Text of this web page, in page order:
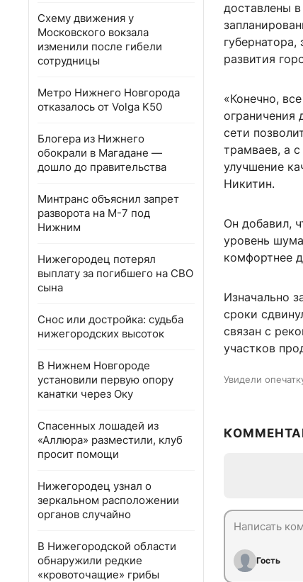
Схему движения у
Московского вокзала
изменили после гибели
сотрудницы
Метро Нижнего Новгорода
отказалось от Volga K50
Блогера из Нижнего
обокрали в Магадане —
дошло до правительства
Минтранс объяснил запрет
разворота на М-7 под
Нижним
Нижегородец потерял
выплату за погибшего на СВО
сына
Снос или достройка: судьба
нижегородских высоток
В Нижнем Новгороде
установили первую опору
канатки через Оку
Спасенных лошадей из
«Аллюра» разместили, клуб
просит помощи
Нижегородец узнал о
зеркальном расположении
органов случайно
В Нижегородской области
обнаружили редкие
«кровоточащие» грибы
доставлены
развития
«Конечно,
ограничения
сети
трамваев, а
улучшение
Никитин.
Он добавил,
уровень
комфортнее
Изначально
сроки
связан с
участков
Увидели
Гость